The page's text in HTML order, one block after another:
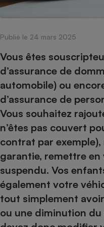
Publié le 24 mars 2025
Vous êtes
d’assurance de
automobile) ou
d’assurance de
Vous souhaitez
n’êtes pas couvert
contrat par
garantie, remettre
suspendu. Vos
également votre
tout simplement
ou une diminution
Choisir son fioul
Choisir son pellet
Comparateur
Energie Moins Chère
Tous les comparateurs
Toutes les cartes